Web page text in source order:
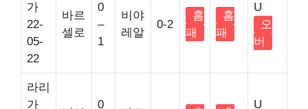
가
22-
05-
22
바르
셀로
0
–
1
비야
레알
0-2
홈
패
홈
패
U
오
버
라리
가
0
U